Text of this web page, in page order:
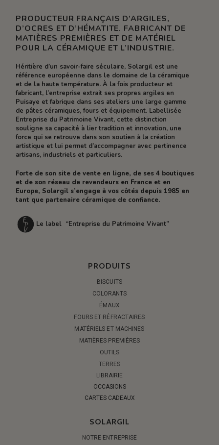
PRODUCTEUR FRANÇAIS D’ARGILES,
D’OCRES ET D’HÉMATITE. FABRICANT DE
MATIÈRES PREMIÈRES ET DE MATÉRIEL
POUR LA CÉRAMIQUE ET L’INDUSTRIE.
Héritière d’un savoir-faire séculaire, Solargil est une
référence européenne dans le domaine de la céramique
et de la haute température. À la fois producteur et
fabricant, l’entreprise extrait ses propres argiles en
Puisaye et fabrique dans ses ateliers une large gamme
de pâtes céramiques, fours et équipement. Labellisée
Entreprise du Patrimoine Vivant, cette distinction
souligne sa capacité à lier tradition et innovation, une
force qui se retrouve dans son soutien à la création
artistique et lui permet d’accompagner avec pertinence
artisans, industriels et particuliers.
Forte de son site de vente en ligne, de ses 4 boutiques
et de son réseau de revendeurs en France et en
Europe, Solargil s’engage à vos côtés depuis 1985 en
tant que partenaire céramique de confiance.
Le label “Entreprise du Patrimoine Vivant”
PRODUITS
BISCUITS
COLORANTS
ÉMAUX
FOURS ET RÉFRACTAIRES
MATÉRIELS ET MACHINES
MATIÈRES PREMIÈRES
OUTILS
TERRES
LIBRAIRIE
OCCASIONS
CARTES CADEAUX
SOLARGIL
NOTRE ENTREPRISE